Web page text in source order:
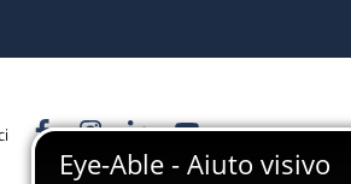
FacebookInstagram
LinkedinYouTube Cerca